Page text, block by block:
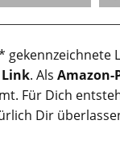
gekennzeichnete
. Als Amazon-
Für Dich
Dir